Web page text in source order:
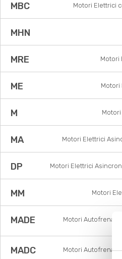
MBC Motori Elettrici
MHN
MRE Motori
ME Motori
M
MA Motori Elettrici
DP Motori Elettrici
MM Motori
MADE
Motori
MADC
Motori